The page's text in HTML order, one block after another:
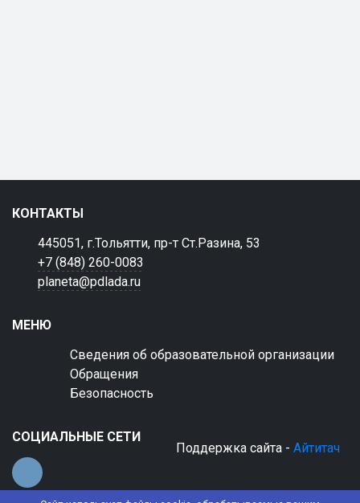
КОНТАКТЫ
445051, г.Тольятти, пр-т Ст.Разина, 53
+7 (848) 260-0083
planeta@pdlada.ru
МЕНЮ
Сведения об образовательной организации
Обращения
Безопасность
СОЦИАЛЬНЫЕ СЕТИ
Поддержка сайта - Айтитач